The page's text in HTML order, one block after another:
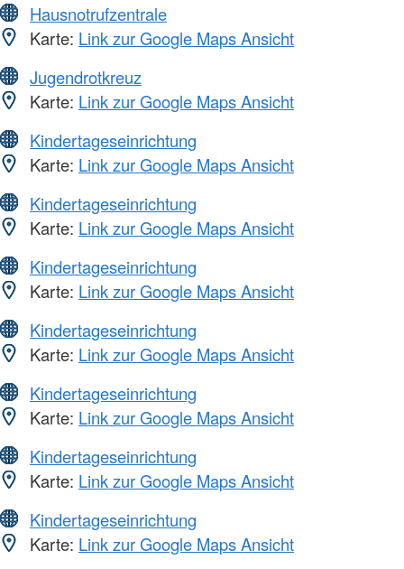
Hausnotrufzentrale
Karte: Link zur Google Maps Ansicht
Jugendrotkreuz
Karte: Link zur Google Maps Ansicht
Kindertageseinrichtung
Karte: Link zur Google Maps Ansicht
Kindertageseinrichtung
Karte: Link zur Google Maps Ansicht
Kindertageseinrichtung
Karte: Link zur Google Maps Ansicht
Kindertageseinrichtung
Karte: Link zur Google Maps Ansicht
Kindertageseinrichtung
Karte: Link zur Google Maps Ansicht
Kindertageseinrichtung
Karte: Link zur Google Maps Ansicht
Kindertageseinrichtung
Karte: Link zur Google Maps Ansicht